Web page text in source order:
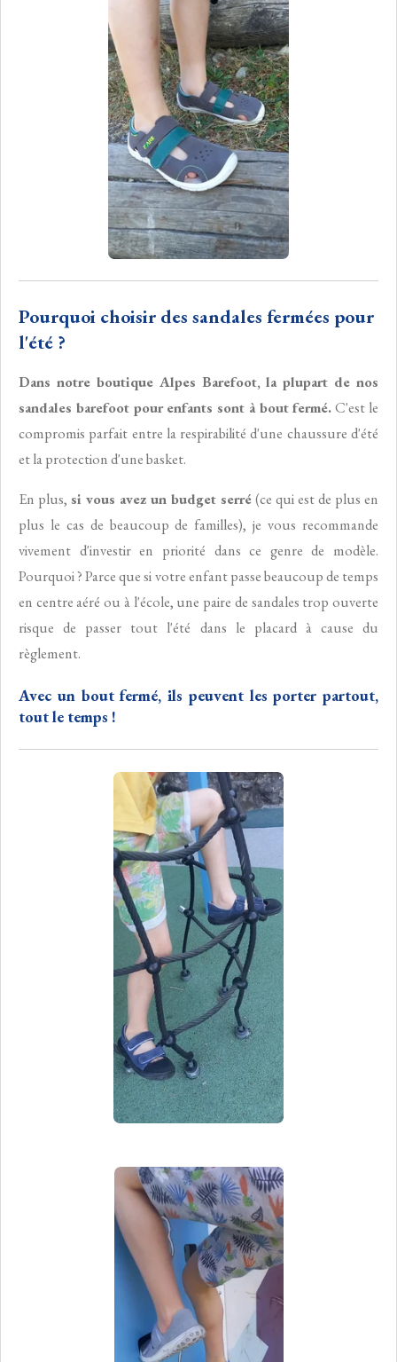
Pourquoi choisir des sandales fermées pour
l'été ?
Dans notre boutique Alpes Barefoot, la plupart de nos
sandales barefoot pour enfants sont à bout fermé.C'est le
compromis parfait entre la respirabilité d'une chaussure d'été
et la protection d'une basket.
En plus, si vous avez un budget serré(ce qui est de plus en
plus le cas de beaucoup de familles), je vous recommande
vivement d'investir en priorité dans ce genre de modèle.
Pourquoi ? Parce que si votre enfant passe beaucoup de temps
en centre aéré ou à l'école, une paire de sandales trop ouverte
risque de passer tout l'été dans le placard à cause du
règlement.
Avec un bout fermé, ils peuvent les porter partout,
tout le temps !